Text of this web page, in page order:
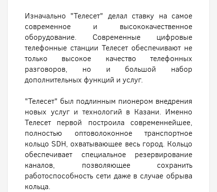
Изначально "Телесет" делал ставку на самое
современное и высококачественное
оборудование. Современные цифровые
телефонные станции Телесет обеспечивают не
только высокое качество телефонных
разговоров, но и большой набор
дополнительных функций и услуг.
"Телесет" был подлинным пионером внедрения
новых услуг и технологий в Казани. Именно
Телесет первой построила современнейшее,
полностью оптоволоконное транспортное
кольцо SDH, охватывающее весь город. Кольцо
обеспечивает специальное резервирование
каналов, позволяющее сохранить
работоспособность сети даже в случае обрыва
кольца.